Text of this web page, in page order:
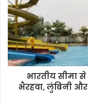
भारतीय सीमा
भैरहवा, लुंबिनी